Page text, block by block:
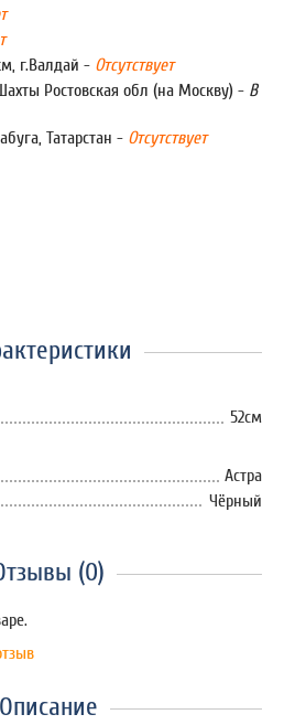
г.Валдай - Отсутствует
Ростовская обл (на Москву) - В
Татарстан - Отсутствует
52см
Астра
Чёрный
(0)
Описание